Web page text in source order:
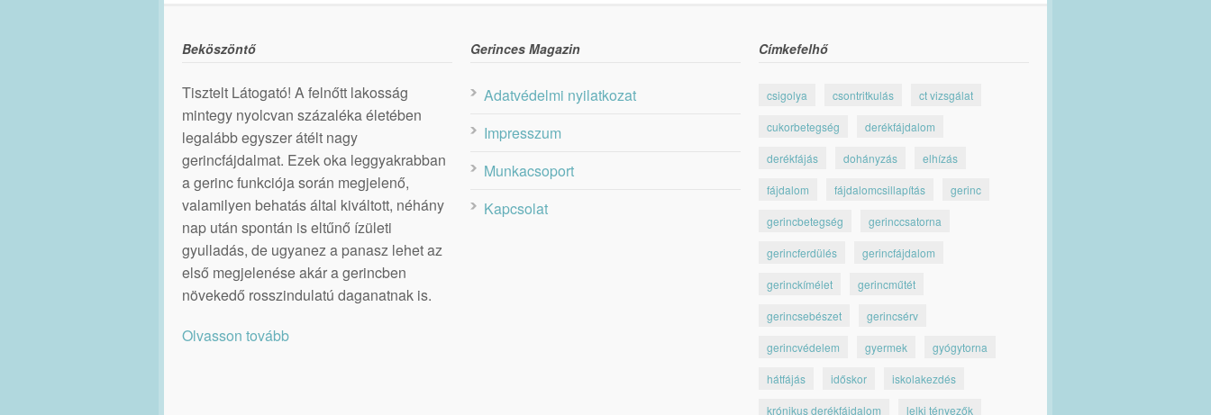
Beköszöntő
Tisztelt Látogató! A felnőtt lakosság
mintegy nyolcvan százaléka életében
legalább egyszer átélt nagy
gerincfájdalmat. Ezek oka leggyakrabban
a gerinc funkciója során megjelenő,
valamilyen behatás által kiváltott, néhány
nap után spontán is eltűnő ízületi
gyulladás, de ugyanez a panasz lehet az
első megjelenése akár a gerincben
növekedő rosszindulatú daganatnak is.
Olvasson tovább
Gerinces Magazin
Adatvédelmi nyilatkozat
Impresszum
Munkacsoport
Kapcsolat
Címkefelhő
csigolya csontritkulás ct vizsgálat
cukorbetegség derékfájdalom
derékfájás dohányzás elhízás
fájdalom fájdalomcsillapítás gerinc
gerincbetegség gerinccsatorna
gerincferdülés gerincfájdalom
gerinckímélet gerincműtét
gerincsebészet gerincsérv
gerincvédelem gyermek gyógytorna
hátfájás időskor iskolakezdés
krónikus derékfájdalom lelki tényezők